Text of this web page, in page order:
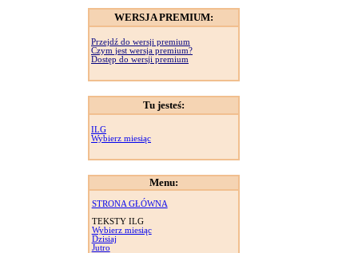
WERSJA PREMIUM:
Przejdź do wersji premium
Czym jest wersja premium?
Dostęp do wersji premium
Tu jesteś:
ILG
Wybierz miesiąc
Menu:
STRONA GŁÓWNA
TEKSTY ILG
Wybierz miesiąc
Dzisiaj
Jutro